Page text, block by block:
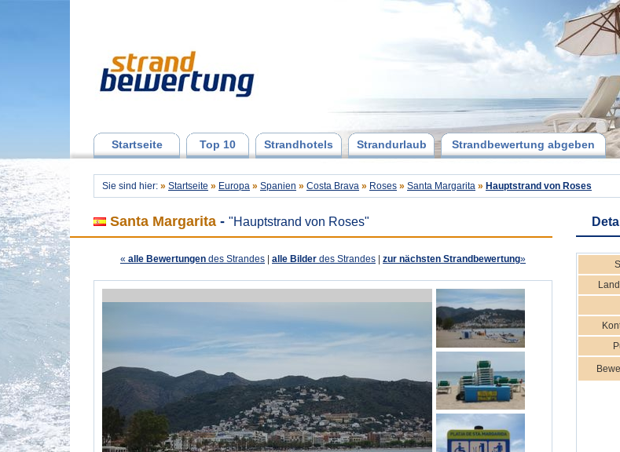
Startseite Top 10 Strandhotels Strandurlaub Strandbewertung abgeben
Sie sind hier: » Startseite » Europa » Spanien » Costa Brava » Roses » Santa Margarita » Hauptstrand von Roses
Santa Margarita - "Hauptstrand von Roses"
« alle Bewertungen des Strandes alle Bilder des Strandes zur nächsten Strandbewertung»